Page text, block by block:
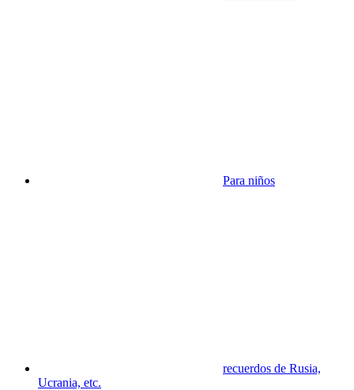
Para niños
recuerdos de Rusia,
Ucrania, etc.